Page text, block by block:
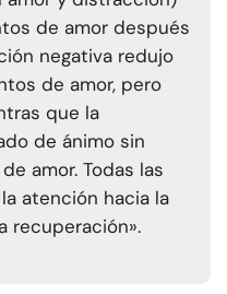
de amor después
negativa redujo
de amor, pero
que la
de ánimo sin
amor. Todas las
atención hacia la
recuperación».